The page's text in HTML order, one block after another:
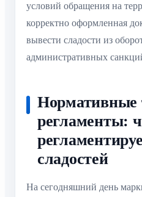
условий обращения на
корректно оформленная
вывести сладости из
административных
Нормативные
регламенты:
сладостей
На сегодняшний день